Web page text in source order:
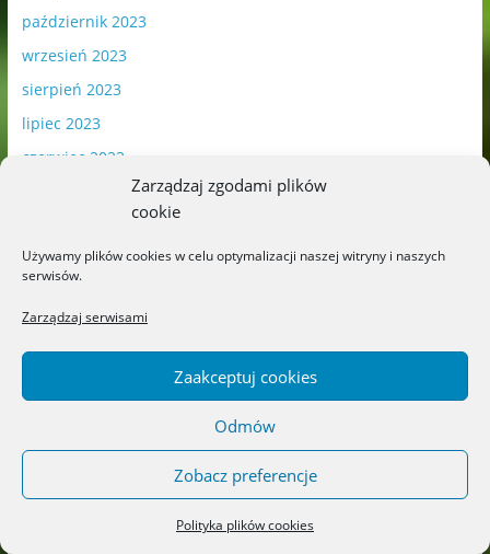
Zarządzaj zgodami plików
cookie
Używamy plików cookies w celu optymalizacji naszej witryny i naszych
serwisów.
Zarządzaj serwisami
Zaakceptuj cookies
Odmów
Zobacz preferencje
Polityka plików cookies
październik 2023
wrzesień 2023
sierpień 2023
lipiec 2023
czerwiec 2023
marzec 2023
styczeń 2023
grudzień 2022
listopad 2022
wrzesień 2022
sierpień 2022